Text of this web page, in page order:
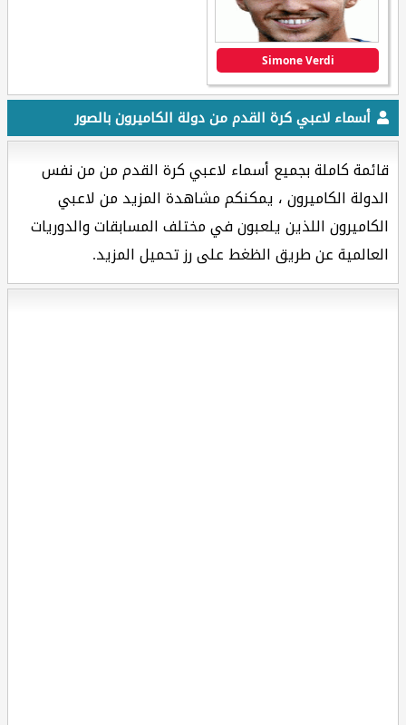
Simone Verdi
أسماء لاعبي كرة القدم من دولة الكاميرون بالصور
قائمة كاملة بجميع أسماء لاعبي كرة القدم من من نفس
الدولة الكاميرون ، يمكنكم مشاهدة المزيد من لاعبي
الكاميرون اللذين يلعبون في مختلف المسابقات والدوريات
العالمية عن طريق الظغط على رز تحميل المزيد.